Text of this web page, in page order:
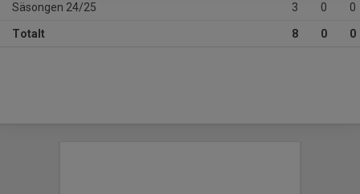
Säsongen 24/25 3 0 0
Totalt 8 0 0